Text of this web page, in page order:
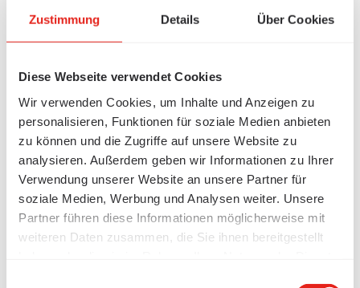
Zustimmung Details Über Cookies
Diese Webseite verwendet Cookies
Wir verwenden Cookies, um Inhalte und Anzeigen zu
personalisieren, Funktionen für soziale Medien anbieten
zu können und die Zugriffe auf unsere Website zu
analysieren. Außerdem geben wir Informationen zu Ihrer
Verwendung unserer Website an unsere Partner für
soziale Medien, Werbung und Analysen weiter. Unsere
Partner führen diese Informationen möglicherweise mit
weiteren Daten zusammen, die Sie ihnen bereitgestellt